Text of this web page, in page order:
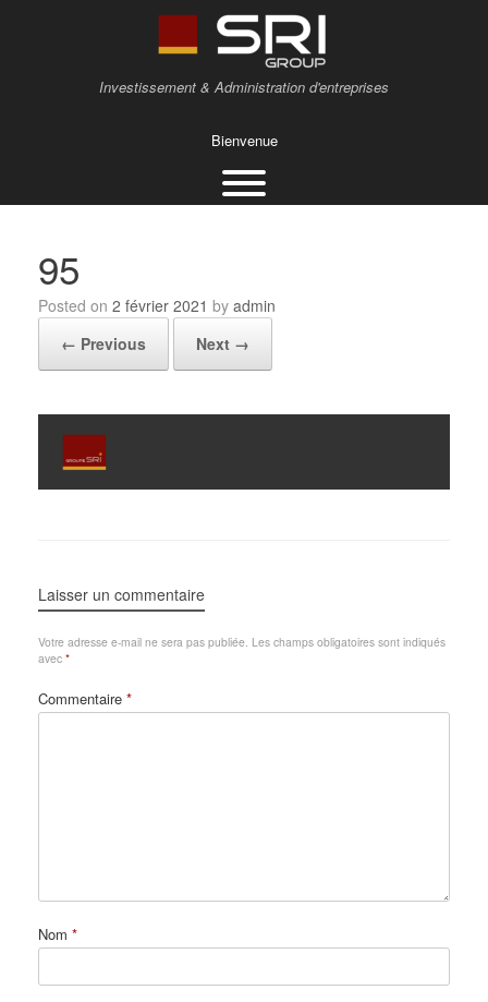
Investissement & Administration d'entreprises
Bienvenue
95
Posted on 2 février 2021 by admin
← Previous
Next →
Laisser un commentaire
Votre adresse e-mail ne sera pas publiée. Les champs obligatoires sont indiqués
avec *
Commentaire *
Nom *